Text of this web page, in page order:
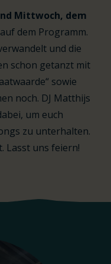
Mittwoch, dem
dem Programm.
und die
schon getanzt mit
sowie
noch. DJ Matthijs
um euch
zu unterhalten.
Lasst uns feiern!